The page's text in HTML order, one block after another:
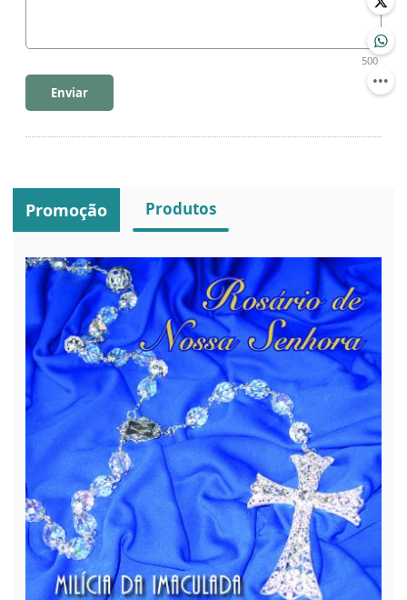
500
Enviar
Promoção Produtos